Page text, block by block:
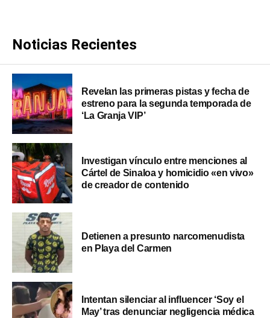
Noticias Recientes
Revelan las primeras pistas y fecha de
estreno para la segunda temporada de
‘La Granja VIP’
Investigan vínculo entre menciones al
Cártel de Sinaloa y homicidio «en vivo»
de creador de contenido
Detienen a presunto narcomenudista
en Playa del Carmen
Intentan silenciar al influencer ‘Soy el
May’ tras denunciar negligencia médica